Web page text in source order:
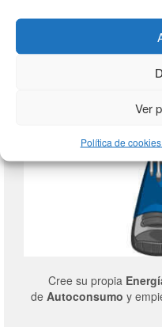
Ver
Política de cookies
Cree su propia
de Autoconsumo y